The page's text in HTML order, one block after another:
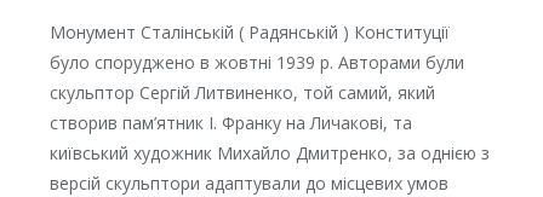
Монумент Сталінській ( Радянській ) Конституції
було споруджено в жовтні 1939 р. Авторами були
скульптор Сергій Литвиненко, той самий, який
створив пам’ятник І. Франку на Личакові, та
київський художник Михайло Дмитренко, за однією з
версій скульптори адаптували до місцевих умов